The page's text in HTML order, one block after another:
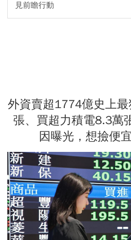
見前瞻行動
外資賣超1774億史上
張、買超力積電8.3萬
因曝光，想撿便